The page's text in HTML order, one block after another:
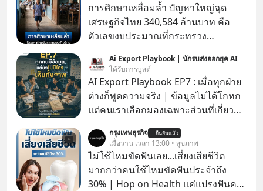
การศึกษาเหลื่อมล้ำ ปัญหาใหญ่ฉุด
เศรษฐกิจไทย 340,584 ล้านบาท คือ
ตัวเลขงบประมาณที่กระทรวง
รายจ่ายประจำปี 2568 ซึ่งมากที่สุดเป็น
อันดับ 2 รองจากกระทรวงการคลัง
Ai Export Playbook | นักรบส่งออกยุค AI
ได้รับการบูสต์
AI Export Playbook EP7 : เมื่อทุกฝ่าย
ต่างก็พูดความจริง | ข้อมูลไม่ได้โกหก
แต่คนเราเลือกมองเฉพาะส่วนที่เกี่ยวกับ
กรุงเทพธุรกิจ ยืนยันแล้ว
เมื่อวาน เวลา 13:00 • สุขภาพ
ไม่ใช้ไหมขัดฟันเลย...เสี่ยงเสียชีวิต
มากกว่าคนใช้ไหมขัดฟันประจำถึง
30% | Hop on Health แค่แปรงฟันคง